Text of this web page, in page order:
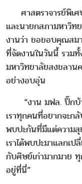
ศาสตราจารย์พิเศ
และนายกสภามหาวิท
งานว่า ขอขอบคุณสม
ที่จัดงานในวันนี้ รวม
มหาวิทยาลัยสงขลาน
อย่างอบอุ่น
“งาน มฟล. ปิ๊กบ้า
เราทุกคนที่อยากจะก
พบปะกันที่มีแต่ความสุ
เราได้พบปะมาแลกเ
กับศิษย์เก่ามากมาย ทุ
อยู่ที่นี่”